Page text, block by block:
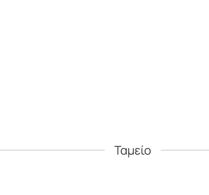
Ταμείο